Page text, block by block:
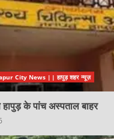
City News || हापुड़ शहर न्यूज़
के पांच अस्पताल बाहर